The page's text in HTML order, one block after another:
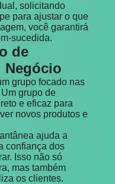
solicitando
para ajustar o que
você garantirá
sucedida.
de
Negócio
grupo focado nas
grupo de
e eficaz para
novos produtos e
ajuda a
confiança dos
Isso não só
mas também
os clientes.